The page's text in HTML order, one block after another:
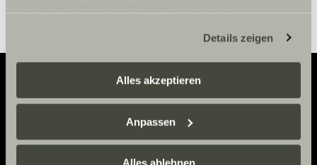
ein erhöhtes Risiko für Betroffene, da diesen
zustehen. Eingesetzte Dienstleister können Daten für
eigene Zwecke verarbeiten und mit anderen Daten
zusammenführen. Weitere Informationen finden Sie hier:
Datenschutzerklärung
einzelne Cookies/Dienste in den Einstellungen aus,
erteilen Sie uns Ihre Einwilligung zur Verarbeitung Ihrer
Daten zu den genannten Zwecken. Die Einwilligung ist
Details zeigen
Alles akzeptieren
Anpassen
Adventure
Now.